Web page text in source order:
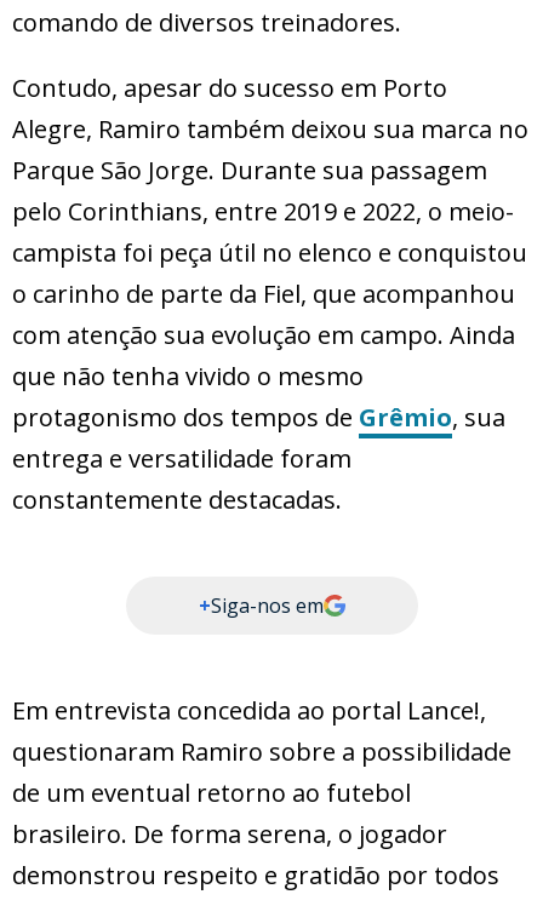
comando de diversos treinadores.
Contudo, apesar do sucesso em Porto
Alegre, Ramiro também deixou sua marca no
Parque São Jorge. Durante sua passagem
pelo Corinthians, entre 2019 e 2022, o meio-
campista foi peça útil no elenco e conquistou
o carinho de parte da Fiel, que acompanhou
com atenção sua evolução em campo. Ainda
que não tenha vivido o mesmo
protagonismo dos tempos de Grêmio, sua
entrega e versatilidade foram
constantemente destacadas.
+Siga-nos em
Em entrevista concedida ao portal Lance!,
questionaram Ramiro sobre a possibilidade
de um eventual retorno ao futebol
brasileiro. De forma serena, o jogador
demonstrou respeito e gratidão por todos